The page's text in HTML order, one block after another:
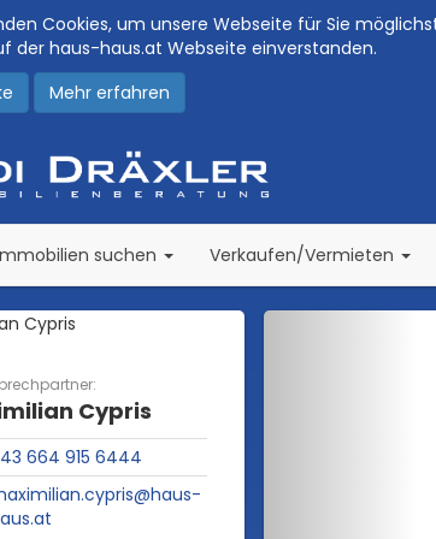
Cookies, um unsere Webseite für Sie
der haus-haus.at Webseite einverstanden.
Mehr erfahren
suchen (current)Verkaufen/Vermieten
Cypris
664 915 6444